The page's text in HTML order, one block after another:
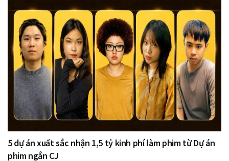
5 dự án xuất sắc nhận 1,5 tỷ kinh phí làm phim từ Dự án
phim ngắn CJ